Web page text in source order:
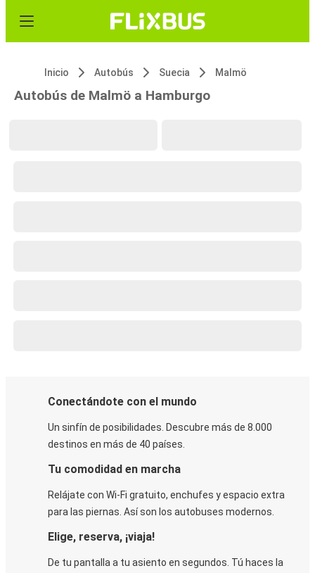
Inicio Autobús Suecia Malmö
Autobús de Malmö a Hamburgo
Conectándote con el mundo
Un sinfín de posibilidades. Descubre más de 8.000
destinos en más de 40 países.
Tu comodidad en marcha
Relájate con Wi-Fi gratuito, enchufes y espacio extra
para las piernas. Así son los autobuses modernos.
Elige, reserva, ¡viaja!
De tu pantalla a tu asiento en segundos. Tú haces la